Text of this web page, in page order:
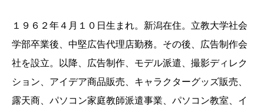
１９６２年４月１０日生まれ。新潟在住。立教大学社会
学部卒業後、中堅広告代理店勤務。その後、広告制作会
社を設立。以降、広告制作、モデル派遣、撮影ディレク
ション、アイデア商品販売、キャラクターグッズ販売、
露天商、パソコン家庭教師派遣事業、パソコン教室、イ